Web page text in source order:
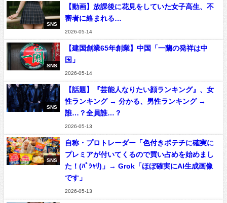
SNS
【動画】放課後に花見をしていた女子高生、不
審者に絡まれる…
2026-05-14
SNS
【建国創業65年創業】中国「一蘭の発祥は中
国」
2026-05-14
SNS
【話題】『芸能人なりたい顔ランキング』、女
性ランキング → 分かる、男性ランキング →
誰…？全員誰…？
2026-05-13
SNS
自称・プロトレーダー「色付きポテチに確実に
プレミアが付いてくるので買い占めを始めまし
た！(ﾊﾟｼｬﾘ)」→ Grok「ほぼ確実にAI生成画像
です」
2026-05-13